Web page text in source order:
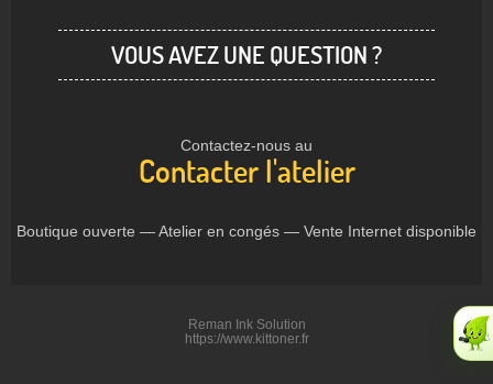
VOUS AVEZ UNE QUESTION ?
Contactez-nous au
Contacter l'atelier
Boutique ouverte — Atelier en congés — Vente Internet disponible
Reman Ink Solution
https://www.kittoner.fr